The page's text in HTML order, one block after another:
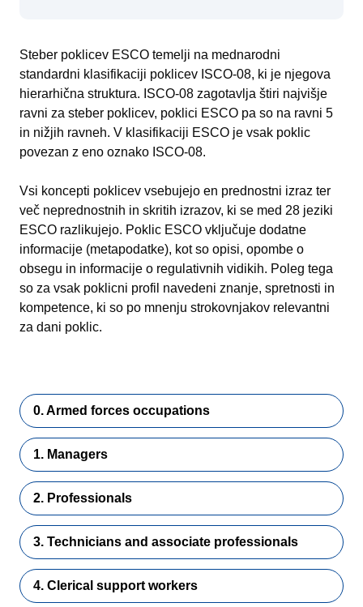
Steber poklicev ESCO temelji na mednarodni
standardni klasifikaciji poklicev ISCO-08, ki je njegova
hierarhična struktura. ISCO-08 zagotavlja štiri najvišje
ravni za steber poklicev, poklici ESCO pa so na ravni 5
in nižjih ravneh. V klasifikaciji ESCO je vsak poklic
povezan z eno oznako ISCO-08.
Vsi koncepti poklicev vsebujejo en prednostni izraz ter
več neprednostnih in skritih izrazov, ki se med 28 jeziki
ESCO razlikujejo. Poklic ESCO vključuje dodatne
informacije (metapodatke), kot so opisi, opombe o
obsegu in informacije o regulativnih vidikih. Poleg tega
so za vsak poklicni profil navedeni znanje, spretnosti in
kompetence, ki so po mnenju strokovnjakov relevantni
za dani poklic.
0. Armed forces occupations
1. Managers
2. Professionals
3. Technicians and associate professionals
4. Clerical support workers